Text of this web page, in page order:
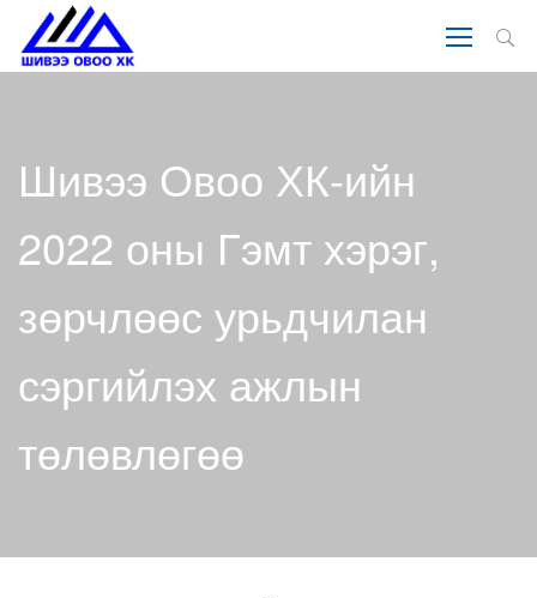
Шивээ Овоо ХК-ийн
2022 оны Гэмт хэрэг,
зөрчлөөс урьдчилан
сэргийлэх ажлын
төлөвлөгөө